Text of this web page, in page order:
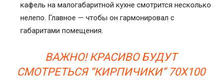
кафель на малогабаритной кухне смотрится несколько
нелепо. Главное — чтобы он гармонировал с
габаритами помещения.
ВАЖНО! КРАСИВО БУДУТ
СМОТРЕТЬСЯ “КИРПИЧИКИ” 70Х100